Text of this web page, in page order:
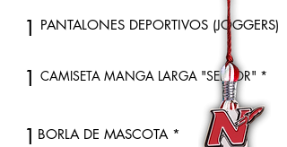
1
1
PANTALONES DEPORTIVOS (JOGGERS)
1
CAMISETA MANGA LARGA "SENIOR" *
BORLA DE MASCOTA *